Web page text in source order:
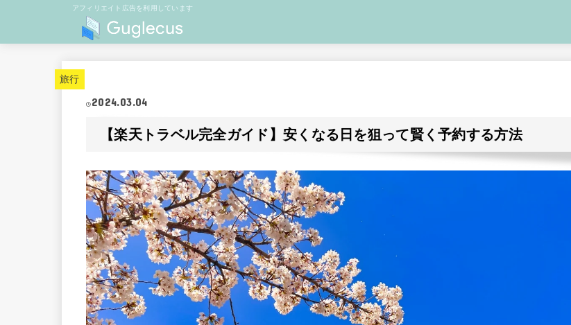
アフィリエイト広告を利用しています
旅行
2024.03.04
【楽天トラベル完全ガイド】安くなる日を狙って賢く予約する方法